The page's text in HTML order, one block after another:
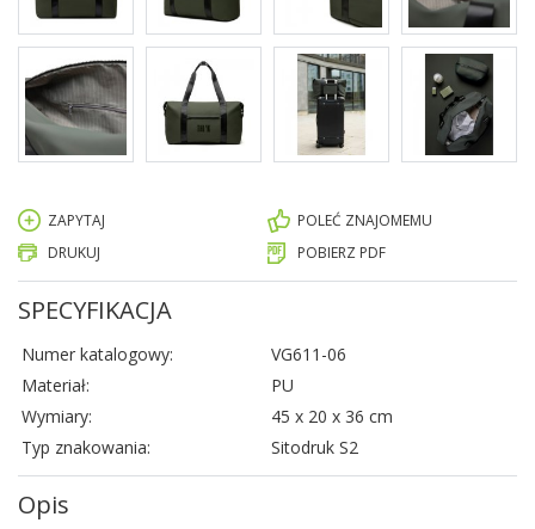
ZAPYTAJ
POLEĆ ZNAJOMEMU
DRUKUJ
POBIERZ PDF
SPECYFIKACJA
Numer katalogowy:
VG611-06
Materiał:
PU
Wymiary:
45 x 20 x 36 cm
Typ znakowania:
Sitodruk S2
Opis